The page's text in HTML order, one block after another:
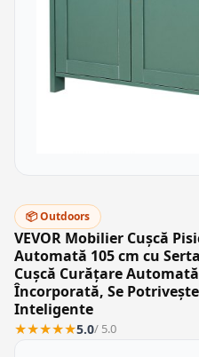
📦 Outdoors
VEVOR Mobilier Cușcă
Automată 105 cm cu
Cușcă Curățare
Încorporată, Se
Inteligente
★★★★★5.0/ 5.0